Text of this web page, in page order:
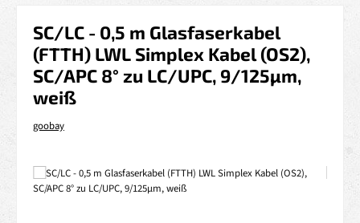
SC/LC - 0,5 m Glasfaserkabel
(FTTH) LWL Simplex Kabel (OS2),
SC/APC 8° zu LC/UPC, 9/125µm,
weiß
goobay
Bildergalerie überspringen